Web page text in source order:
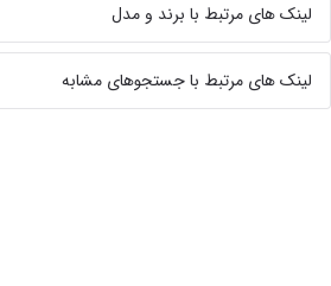
لینک های مرتبط با برند و مدل
لینک های مرتبط با جستجوهای مشابه